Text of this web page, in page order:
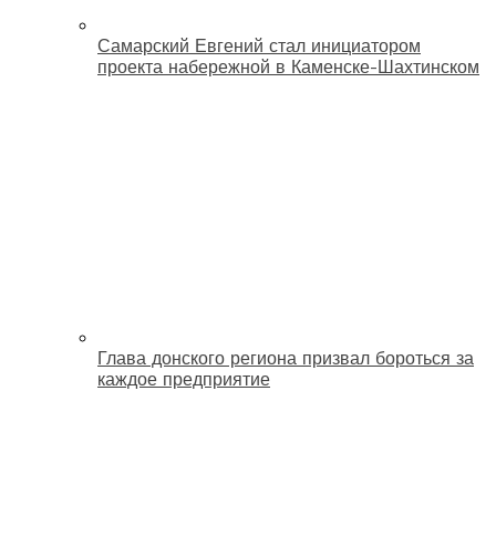
Самарский Евгений стал инициатором
проекта набережной в Каменске-Шахтинском
Глава донского региона призвал бороться за
каждое предприятие